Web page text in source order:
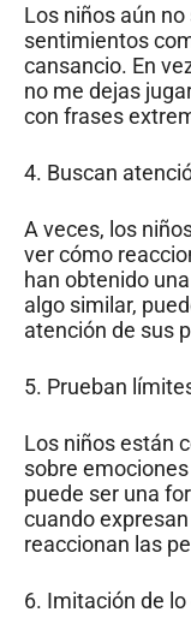
Los niños aún
sentimientos
cansancio. En
no me dejas
con frases
4. Buscan
A veces, los
ver cómo
han obtenido
algo similar,
atención de sus
5. Prueban
Los niños están
sobre
puede ser una
cuando
reaccionan las
6. Imitación de